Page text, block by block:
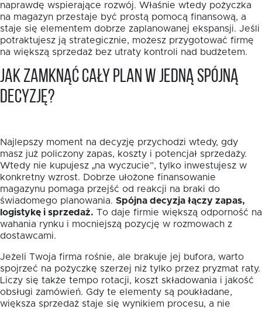
naprawdę wspierające rozwój. Właśnie wtedy pożyczka
na magazyn przestaje być prostą pomocą finansową, a
staje się elementem dobrze zaplanowanej ekspansji. Jeśli
potraktujesz ją strategicznie, możesz przygotować firmę
na większą sprzedaż bez utraty kontroli nad budżetem.
Jak zamknąć cały plan w jedną spójną
decyzję?
Najlepszy moment na decyzję przychodzi wtedy, gdy
masz już policzony zapas, koszty i potencjał sprzedaży.
Wtedy nie kupujesz „na wyczucie”, tylko inwestujesz w
konkretny wzrost. Dobrze ułożone finansowanie
magazynu pomaga przejść od reakcji na braki do
świadomego planowania. Spójna decyzja łączy zapas,
logistykę i sprzedaż. To daje firmie większą odporność na
wahania rynku i mocniejszą pozycję w rozmowach z
dostawcami.
Jeżeli Twoja firma rośnie, ale brakuje jej bufora, warto
spojrzeć na pożyczkę szerzej niż tylko przez pryzmat raty.
Liczy się także tempo rotacji, koszt składowania i jakość
obsługi zamówień. Gdy te elementy są poukładane,
większa sprzedaż staje się wynikiem procesu, a nie